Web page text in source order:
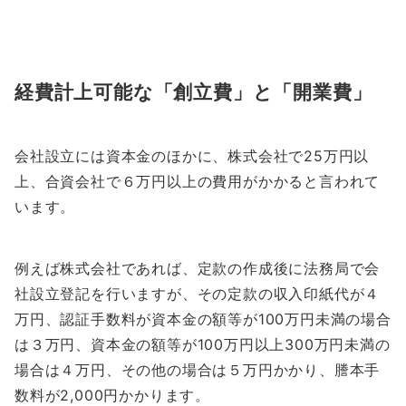
経費計上可能な「創立費」と「開業費」
会社設立には資本金のほかに、株式会社で25万円以
上、合資会社で６万円以上の費用がかかると言われて
います。
例えば株式会社であれば、定款の作成後に法務局で会
社設立登記を行いますが、その定款の収入印紙代が４
万円、認証手数料が資本金の額等が100万円未満の場合
は３万円、資本金の額等が100万円以上300万円未満の
場合は４万円、その他の場合は５万円かかり、謄本手
数料が2,000円かかります。